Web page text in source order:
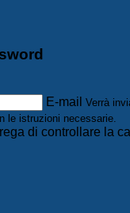
E-mail Verrà
le istruzioni necessarie.
di controllare la